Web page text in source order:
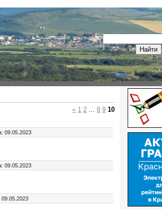
« 1 2 ... 8 9 10
09.05.2023
09.05.2023
09.05.2023